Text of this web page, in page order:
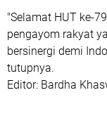
"Selamat HUT ke-
pengayom rakyat
bersinergi demi
tutupnya.
Editor: Bardha